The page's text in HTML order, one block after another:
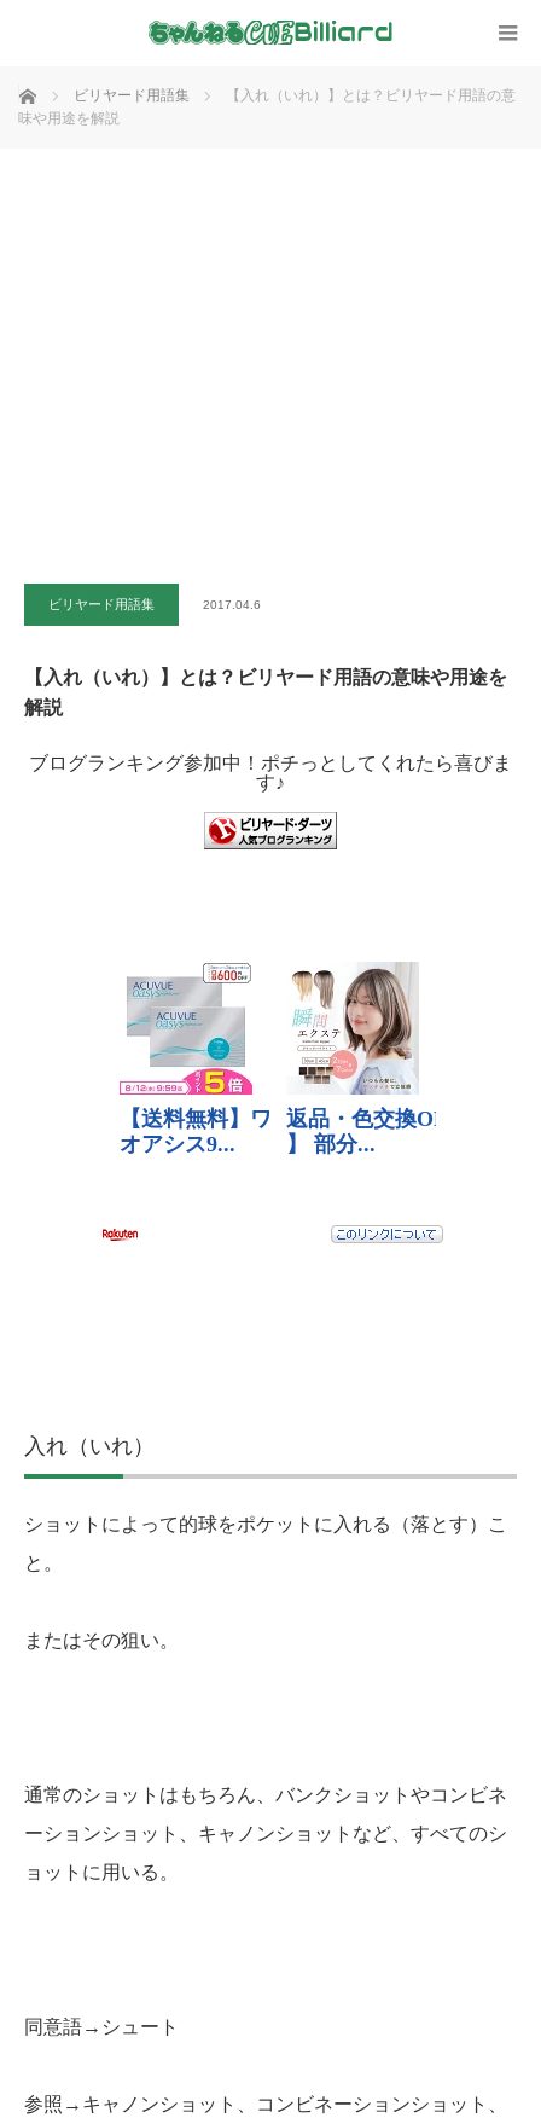
ホーム ビリヤード用語集
【入れ（いれ）】とは？ビリヤード用語の意
味や用途を解説
ビリヤード用語集 2017.04.6
【入れ（いれ）】とは？ビリヤード用語の意味や用途を
解説
ブログランキング参加中！ポチっとしてくれたら喜びま
す♪
入れ（いれ）
ショットによって的球をポケットに入れる（落とす）こ
と。
またはその狙い。
通常のショットはもちろん、バンクショットやコンビネ
ーションショット、キャノンショットなど、すべてのシ
ョットに用いる。
同意語→シュート
参照→キャノンショット、コンビネーションショット、